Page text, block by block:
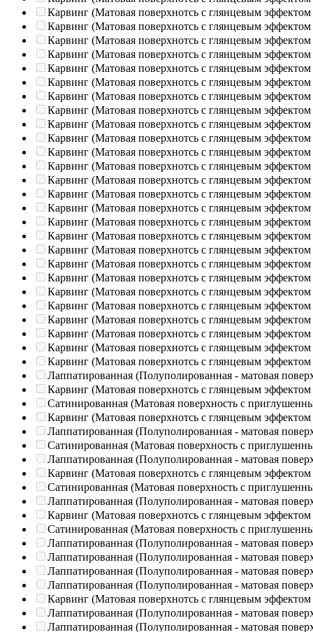
Карвинг (Матовая поверхнотсь с глянцевым эффектом
Карвинг (Матовая поверхнотсь с глянцевым эффектом
Карвинг (Матовая поверхнотсь с глянцевым эффектом
Карвинг (Матовая поверхнотсь с глянцевым эффектом
Карвинг (Матовая поверхнотсь с глянцевым эффектом
Карвинг (Матовая поверхнотсь с глянцевым эффектом
Карвинг (Матовая поверхнотсь с глянцевым эффектом
Карвинг (Матовая поверхнотсь с глянцевым эффектом
Карвинг (Матовая поверхнотсь с глянцевым эффектом
Карвинг (Матовая поверхнотсь с глянцевым эффектом
Карвинг (Матовая поверхнотсь с глянцевым эффектом
Карвинг (Матовая поверхнотсь с глянцевым эффектом
Карвинг (Матовая поверхнотсь с глянцевым эффектом
Карвинг (Матовая поверхнотсь с глянцевым эффектом
Карвинг (Матовая поверхнотсь с глянцевым эффектом
Карвинг (Матовая поверхнотсь с глянцевым эффектом
Карвинг (Матовая поверхнотсь с глянцевым эффектом
Карвинг (Матовая поверхнотсь с глянцевым эффектом
Карвинг (Матовая поверхнотсь с глянцевым эффектом
Карвинг (Матовая поверхнотсь с глянцевым эффектом
Карвинг (Матовая поверхнотсь с глянцевым эффектом
Карвинг (Матовая поверхнотсь с глянцевым эффектом
Карвинг (Матовая поверхнотсь с глянцевым эффектом
Карвинг (Матовая поверхнотсь с глянцевым эффектом
Карвинг (Матовая поверхнотсь с глянцевым эффектом
Карвинг (Матовая поверхнотсь с глянцевым эффектом
Лаппатированная (Полуполированная - матовая
Карвинг (Матовая поверхнотсь с глянцевым эффектом
Сатинированная (Матовая поверхность с
Карвинг (Матовая поверхнотсь с глянцевым эффектом
Лаппатированная (Полуполированная - матовая
Сатинированная (Матовая поверхность с
Лаппатированная (Полуполированная - матовая
Карвинг (Матовая поверхнотсь с глянцевым эффектом
Сатинированная (Матовая поверхность с
Лаппатированная (Полуполированная - матовая
Карвинг (Матовая поверхнотсь с глянцевым эффектом
Сатинированная (Матовая поверхность с
Лаппатированная (Полуполированная - матовая
Лаппатированная (Полуполированная - матовая
Лаппатированная (Полуполированная - матовая
Лаппатированная (Полуполированная - матовая
Карвинг (Матовая поверхнотсь с глянцевым эффектом
Лаппатированная (Полуполированная - матовая
Лаппатированная (Полуполированная - матовая